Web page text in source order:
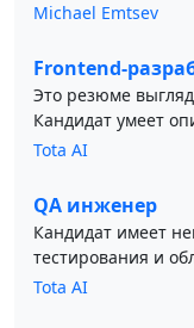
Michael Emtsev
Frontend-
Это резюме
Кандидат умеет
Tota AI
QA инженер
Кандидат имеет
тестирования и
Tota AI